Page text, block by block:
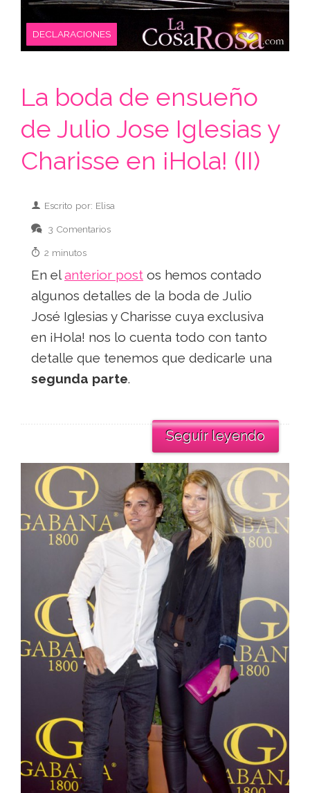
DECLARACIONES
La boda de ensueño
de Julio Jose Iglesias y
Charisse en ¡Hola! (II)
Escrito por: Elisa
3 Comentarios
2 minutos
En elanterior post os hemos contado
algunos detalles de la boda de Julio
José Iglesias y Charisse cuya exclusiva
en ¡Hola! nos lo cuenta todo con tanto
detalle que tenemos que dedicarle una
segunda parte.
Seguir leyendo